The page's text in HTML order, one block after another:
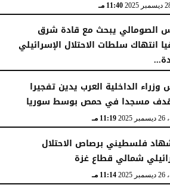
11:40 مـ
الصومالي يبحث مع قادة شرق
انتهاك سلطات الاحتلال الإسرائيلي
الداخلية العرب يدين تفجيرا
مسجدا في حمص بوسط سوريا
11:19 مـ
فلسطيني برصاص الاحتلال
شمالي قطاع غزة
11:14 مـ